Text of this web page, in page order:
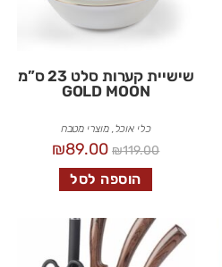
שישיית קערות סלט 23 ס”מ
GOLD MOON
כלי אוכל,מוצרי מטבח
₪119.00
₪89.00
הוספה לסל